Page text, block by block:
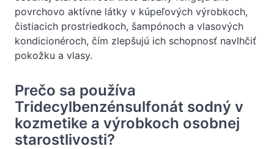
povrchovo aktívne látky v kúpeľových výrobkoch,
čistiacich prostriedkoch, šampónoch a vlasových
kondicionéroch, čím zlepšujú ich schopnosť navlhčiť
pokožku a vlasy.
Prečo sa používa
Tridecylbenzénsulfonát sodný v
kozmetike a výrobkoch osobnej
starostlivosti?